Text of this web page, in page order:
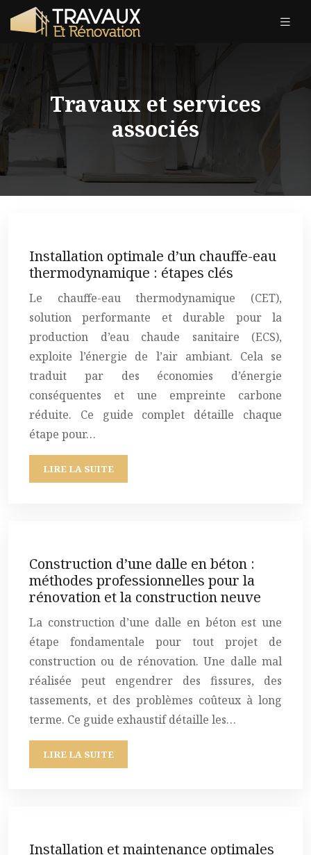
Travaux et services
associés
Installation optimale d’un chauffe-eau
thermodynamique : étapes clés
Le chauffe-eau thermodynamique (CET),
solution performante et durable pour la
production d’eau chaude sanitaire (ECS),
exploite l’énergie de l’air ambiant. Cela se
traduit par des économies d’énergie
conséquentes et une empreinte carbone
réduite. Ce guide complet détaille chaque
étape pour…
LIRE LA SUITE
Construction d’une dalle en béton :
méthodes professionnelles pour la
rénovation et la construction neuve
La construction d’une dalle en béton est une
étape fondamentale pour tout projet de
construction ou de rénovation. Une dalle mal
réalisée peut engendrer des fissures, des
tassements, et des problèmes coûteux à long
terme. Ce guide exhaustif détaille les…
LIRE LA SUITE
Installation et maintenance optimales